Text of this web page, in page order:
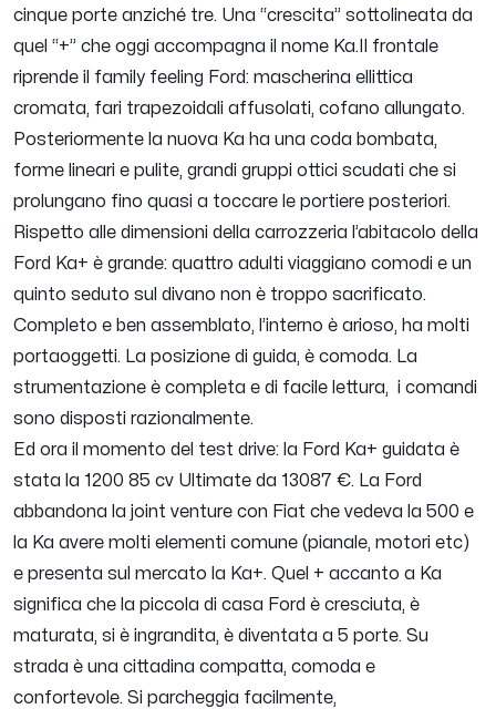
cinque porte anziché tre. Una “crescita” sottolineata da
quel “+” che oggi accompagna il nome Ka.Il frontale
riprende il family feeling Ford: mascherina ellittica
cromata, fari trapezoidali affusolati, cofano allungato.
Posteriormente la nuova Ka ha una coda bombata,
forme lineari e pulite, grandi gruppi ottici scudati che si
prolungano fino quasi a toccare le portiere posteriori.
Rispetto alle dimensioni della carrozzeria l’abitacolo della
Ford Ka+ è grande: quattro adulti viaggiano comodi e un
quinto seduto sul divano non è troppo sacrificato.
Completo e ben assemblato, l’interno è arioso, ha molti
portaoggetti. La posizione di guida, è comoda. La
strumentazione è completa e di facile lettura, i comandi
sono disposti razionalmente.
Ed ora il momento del test drive: la Ford Ka+ guidata è
stata la 1200 85 cv Ultimate da 13087 €. La Ford
abbandona la joint venture con Fiat che vedeva la 500 e
la Ka avere molti elementi comune (pianale, motori etc)
e presenta sul mercato la Ka+. Quel + accanto a Ka
significa che la piccola di casa Ford è cresciuta, è
maturata, si è ingrandita, è diventata a 5 porte. Su
strada è una cittadina compatta, comoda e
confortevole. Si parcheggia facilmente,